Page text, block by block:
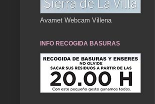
Avamet Webcam Villena
INFO RECOGIDA BASURAS